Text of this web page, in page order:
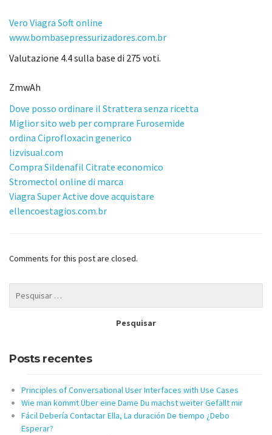
Vero Viagra Soft online
www.bombasepressurizadores.com.br
Valutazione 4.4sulla base di 275 voti.
ZmwAh
Dove posso ordinare il Strattera senza ricetta
Miglior sito web per comprare Furosemide
ordina Ciprofloxacin generico
lizvisual.com
Compra Sildenafil Citrate economico
Stromectol online di marca
Viagra Super Active dove acquistare
ellencoestagios.com.br
Comments for this post are closed.
Posts recentes
Principles of Conversational User Interfaces with Use Cases
Wie man kommt Über eine Dame Du machst weiter Gefällt mir
Fácil Debería Contactar Ella, La duración De tiempo ¿Debo
Esperar?